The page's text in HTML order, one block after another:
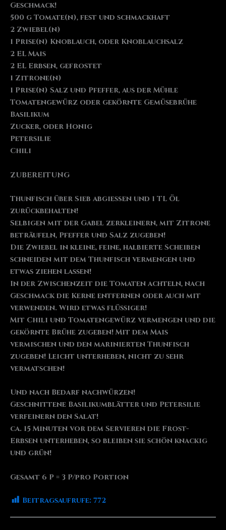
Geschmack!
500 g Tomate(n), fest und schmackhaft
2 Zwiebel(n)
1 Prise(n) Knoblauch, oder Knoblauchsalz
2 EL Mais
2 EL Erbsen, gefrostet
1 Zitrone(n)
1 Prise(n) Salz und Pfeffer, aus der Mühle
Tomatengewürz oder gekörnte Gemüsebrühe
Basilikum
Zucker, oder Honig
Petersilie
Chili
ZUBEREITUNG
Thunfisch über Sieb abgießen und 1 TL Öl
zurückbehalten!
Selbigen mit der Gabel zerkleinern, mit Zitrone
beträufeln, Pfeffer und Salz zugeben!
Die Zwiebel in kleine, feine, halbierte Scheiben
schneiden mit dem Thunfisch vermengen und
etwas ziehen lassen!
In der Zwischenzeit die Tomaten achteln, nach
Geschmack die Kerne entfernen oder auch mit
verwenden. Wird etwas flüssiger!
Mit Chili und Tomatengewürz vermengen und die
gekörnte Brühe zugeben! Mit dem Mais
vermischen und den marinierten Thunfisch
zugeben! Leicht unterheben, nicht zu sehr
vermatschen!
Und nach Bedarf nachwürzen!
Geschnittene Basilikumblätter und Petersilie
verfeinern den Salat!
ca. 15 Minuten vor dem Servieren die Frost-
Erbsen unterheben, so bleiben sie schön knackig
und grün!
Gesamt 6 P = 3 P/pro Portion
Beitragsaufrufe: 772